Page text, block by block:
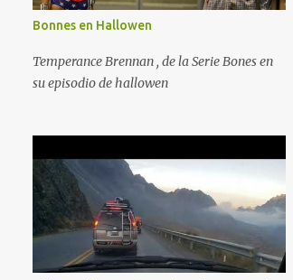
Bonnes en Hallowen
Temperance Brennan , de la Serie Bones en
su episodio de hallowen